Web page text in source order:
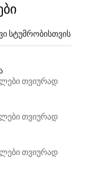
სტუმრობისთვის
თვიურად
თვიურად
თვიურად